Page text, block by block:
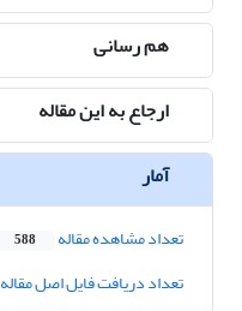
هم رسانی
ارجاع به این مقاله
آمار
تعداد مشاهده مقاله 588
تعداد دریافت فایل اصل مقاله